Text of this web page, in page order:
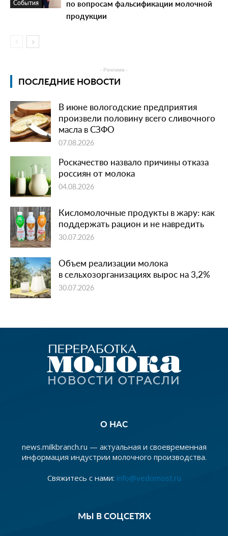
События
по вопросам фальсификации молочной
продукции
- Реклама -
ПОСЛЕДНИЕ НОВОСТИ
В июне вологодские предприятия
произвели половину всего сливочного
масла в СЗФО
07.08.2026
Роскачество назвало причины отказа
россиян от молока
04.08.2026
Кисломолочные продукты в жару: как
поддержать рацион и не навредить
30.07.2026
Объем реализации молока
в сельхозорганизациях вырос на 3,2%
30.07.2026
О НАС
news.milkbranch.ru — актуальная и своевременная
информация индустрии молочного производства.
Свяжитесь с нами: info@vedomost.ru
МЫ В СОЦСЕТЯХ